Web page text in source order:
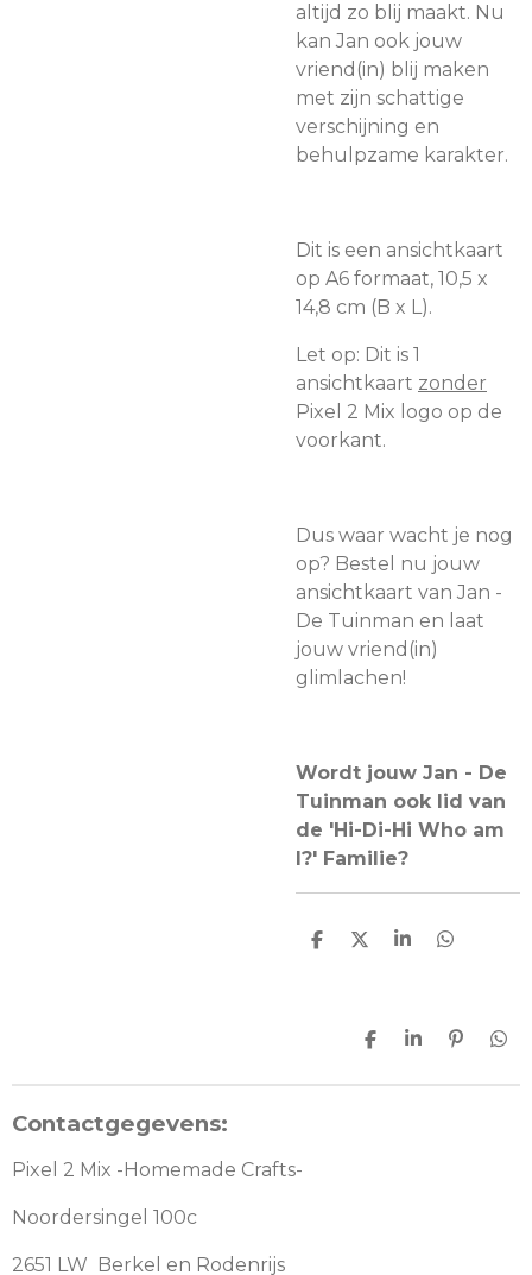
altijd zo blij maakt. Nu
kan Jan ook jouw
vriend(in) blij maken
met zijn schattige
verschijning en
behulpzame karakter.
Dit is een ansichtkaart
op A6 formaat, 10,5 x
14,8 cm (B x L).
Let op: Dit is 1
ansichtkaart zonder
Pixel 2 Mix logo op de
voorkant.
Dus waar wacht je nog
op? Bestel nu jouw
ansichtkaart van Jan -
De Tuinman en laat
jouw vriend(in)
glimlachen!
Wordt jouw Jan - De
Tuinman ook lid van
de 'Hi-Di-Hi Who am
I?' Familie?
D
D
S
D
D
l
S
a
P
n
D
l
Contactgegevens:
Pixel 2 Mix -Homemade Crafts-
Noordersingel 100c
2651 LW Berkel en Rodenrijs